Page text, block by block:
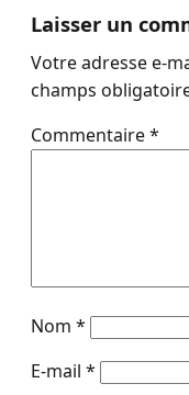
Laisser un
Votre adresse e-
champs
Commentaire*
Nom *
E-mail *